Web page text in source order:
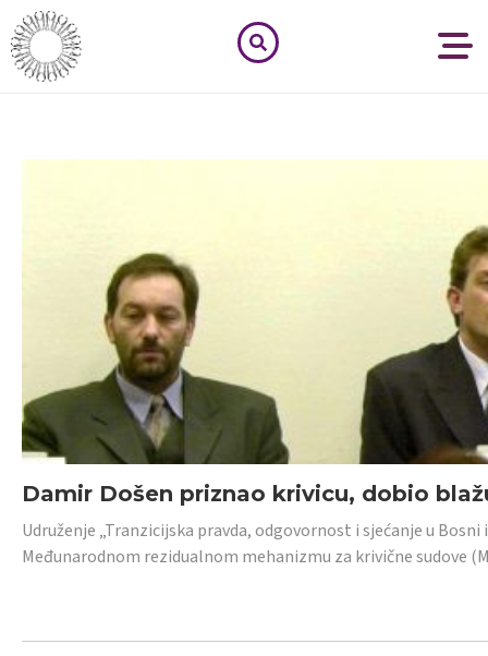
Damir Došen priznao krivicu, dobio
Udruženje „Tranzicijska pravda, odgovornost i sjećanje u
Međunarodnom rezidualnom mehanizmu za krivične sudove